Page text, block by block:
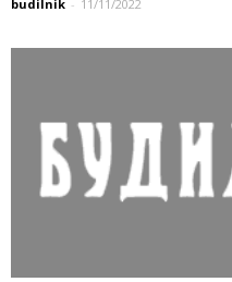
budilnik - 11/11/2022